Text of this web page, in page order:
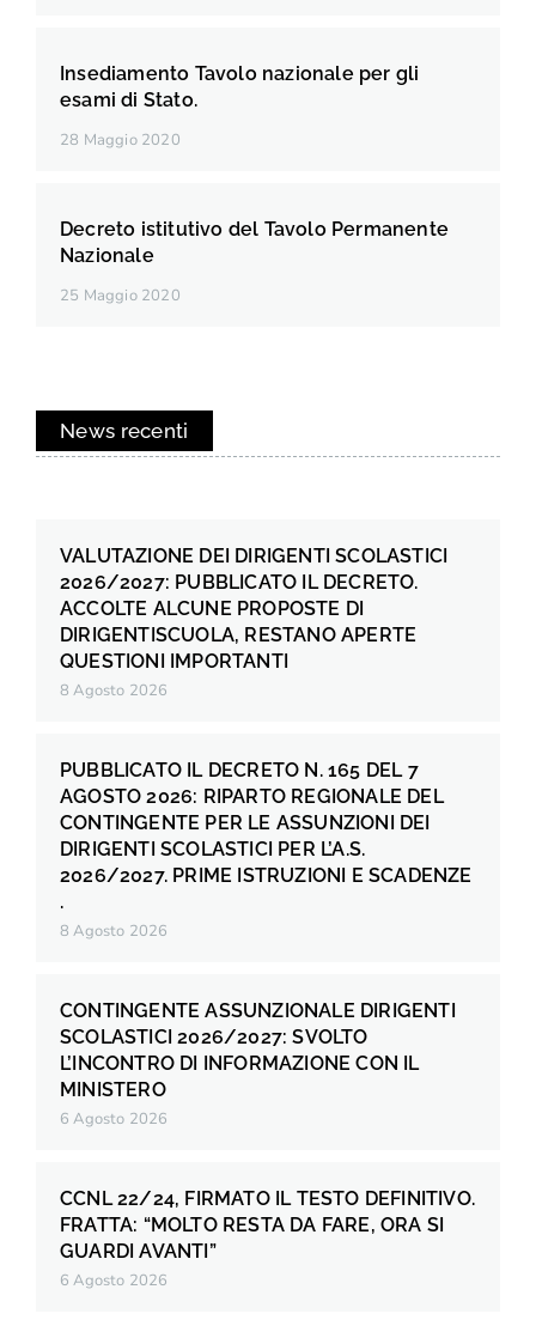
Insediamento Tavolo nazionale per gli
esami di Stato.
28 Maggio 2020
Decreto istitutivo del Tavolo Permanente
Nazionale
25 Maggio 2020
News recenti
VALUTAZIONE DEI DIRIGENTI SCOLASTICI
2026/2027: PUBBLICATO IL DECRETO.
ACCOLTE ALCUNE PROPOSTE DI
DIRIGENTISCUOLA, RESTANO APERTE
QUESTIONI IMPORTANTI
8 Agosto 2026
PUBBLICATO IL DECRETO N. 165 DEL 7
AGOSTO 2026: RIPARTO REGIONALE DEL
CONTINGENTE PER LE ASSUNZIONI DEI
DIRIGENTI SCOLASTICI PER L’A.S.
2026/2027. PRIME ISTRUZIONI E SCADENZE
.
8 Agosto 2026
CONTINGENTE ASSUNZIONALE DIRIGENTI
SCOLASTICI 2026/2027: SVOLTO
L’INCONTRO DI INFORMAZIONE CON IL
MINISTERO
6 Agosto 2026
CCNL 22/24, FIRMATO IL TESTO DEFINITIVO.
FRATTA: “MOLTO RESTA DA FARE, ORA SI
GUARDI AVANTI”
6 Agosto 2026